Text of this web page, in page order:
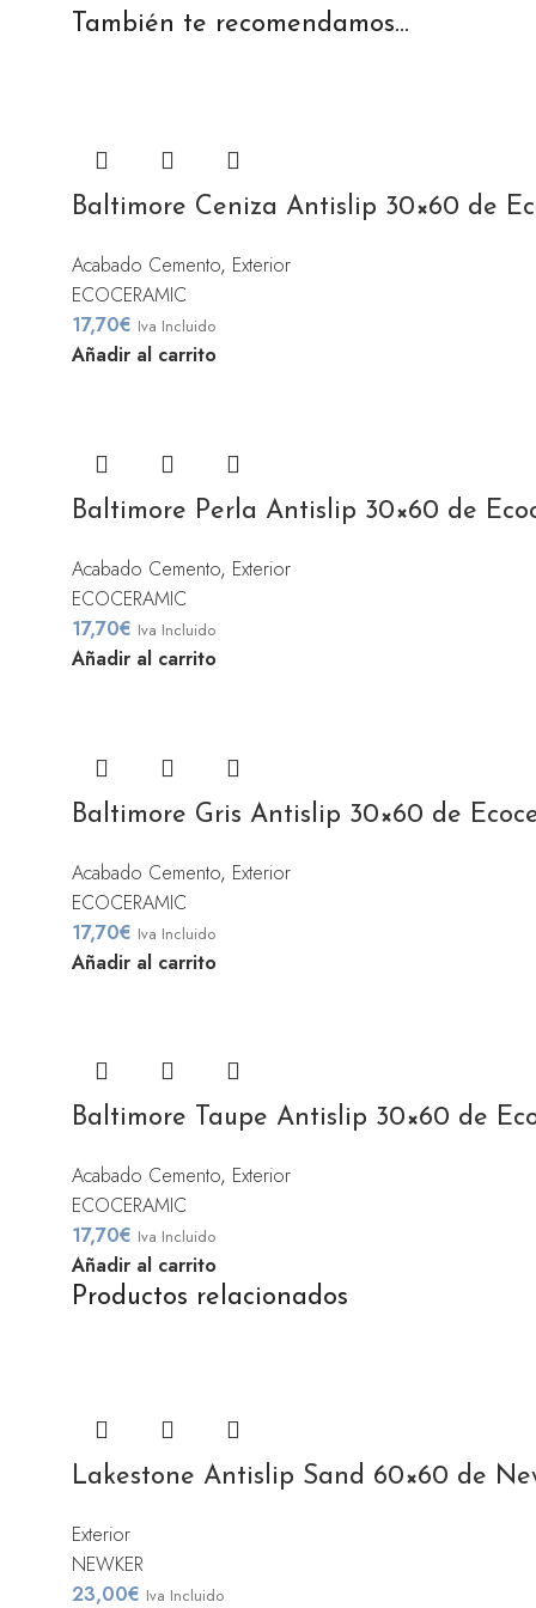
También te recomendamos…
Baltimore Ceniza Antislip 30×60 de
Acabado Cemento, Exterior
ECOCERAMIC
17,70€ Iva Incluido
Añadir al carrito
Baltimore Perla Antislip 30×60 de
Acabado Cemento, Exterior
ECOCERAMIC
17,70€ Iva Incluido
Añadir al carrito
Baltimore Gris Antislip 30×60 de
Acabado Cemento, Exterior
ECOCERAMIC
17,70€ Iva Incluido
Añadir al carrito
Baltimore Taupe Antislip 30×60 de
Acabado Cemento, Exterior
ECOCERAMIC
17,70€ Iva Incluido
Añadir al carrito
Productos relacionados
Lakestone Antislip Sand 60×60 de
Exterior
NEWKER
23,00€ Iva Incluido